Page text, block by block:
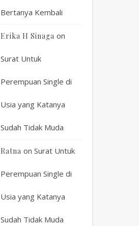
Bertanya Kembali
Erika H Sinaga on
Surat Untuk
Perempuan Single di
Usia yang Katanya
Sudah Tidak Muda
Ratna on Surat Untuk
Perempuan Single di
Usia yang Katanya
Sudah Tidak Muda